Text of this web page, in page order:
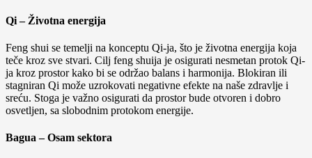
Qi – Životna energija
Feng shui se temelji na konceptu Qi-ja, što je životna energija koja
teče kroz sve stvari. Cilj feng shuija je osigurati nesmetan protok Qi-
ja kroz prostor kako bi se održao balans i harmonija. Blokiran ili
stagniran Qi može uzrokovati negativne efekte na naše zdravlje i
sreću. Stoga je važno osigurati da prostor bude otvoren i dobro
osvetljen, sa slobodnim protokom energije.
Bagua – Osam sektora